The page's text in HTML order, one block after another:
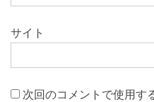
サイト
次回のコメントで使用す